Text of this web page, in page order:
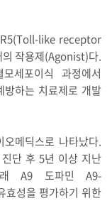
like receptor
의 작용제(Agonist)다.
세포이식 과정에서
하는 치료제로 개발
메딕스로 나타났다.
단 후 5년 이상 지난
래 A9 도파민 A9-
효성을 평가하기 위한